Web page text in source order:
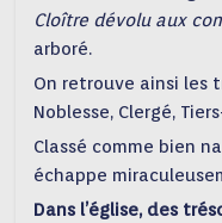
Cloître dévolu aux
arboré.
On retrouve ainsi les
Noblesse, Clergé,
Classé comme bien
échappe
Dans l’église, des